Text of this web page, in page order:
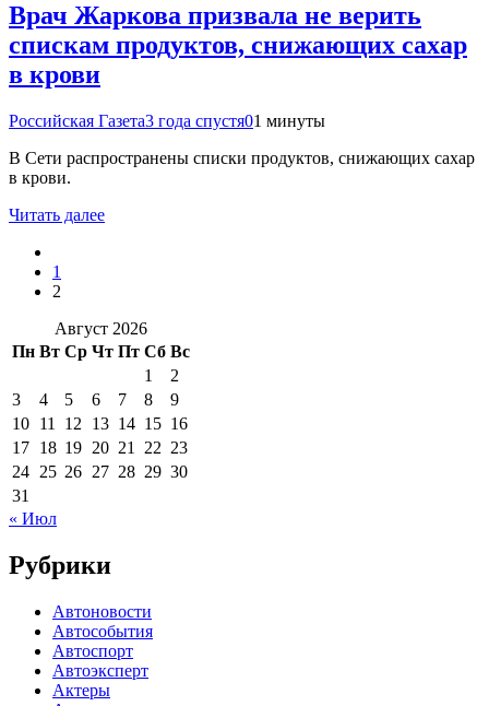
Врач Жаркова призвала не верить
спискам продуктов, снижающих сахар
в крови
Российская Газета3 года спустя01 минуты
В Сети распространены списки продуктов, снижающих сахар
в крови.
Читать далее
1
2
Август 2026
Пн Вт Ср Чт Пт Сб Вс
1
2
3
4 5 6 7 8
9
10 11 12 13 14 15 16
17 18 19 20 21 22 23
24 25 26 27 28 29 30
31
« Июл
Рубрики
Автоновости
Автособытия
Автоспорт
Автоэксперт
Актеры